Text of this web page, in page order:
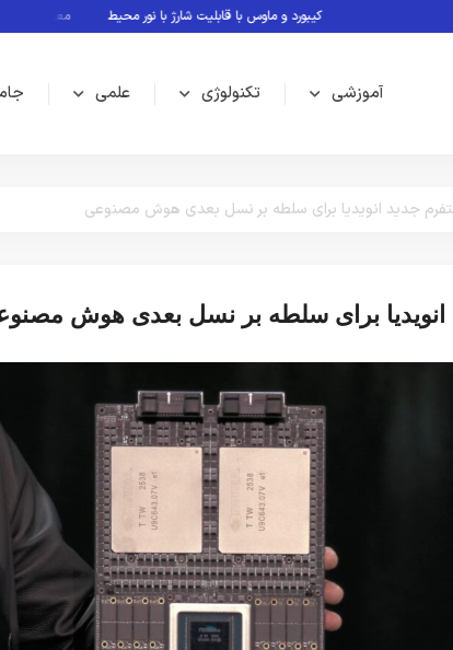
کیبورد و ماوس با قابلیت شارژ با نور محیط معرفی بازی های بدون
آموزشی تکنولوژی علمی